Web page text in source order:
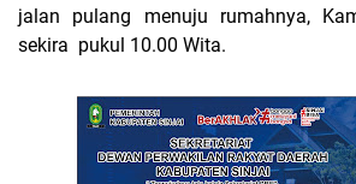
jalan pulang menuju rumahnya,
sekira pukul 10.00 Wita.